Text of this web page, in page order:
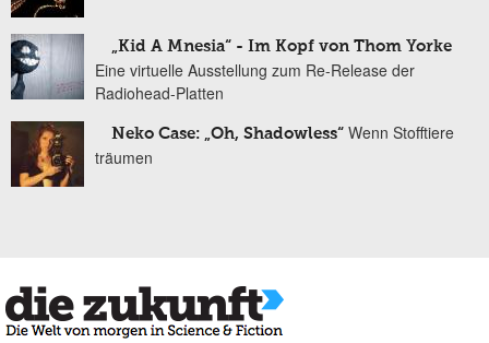
„Kid A Mnesia“ - Im Kopf von Thom Yorke
Eine virtuelle Ausstellung zum Re-Release der
Radiohead-Platten
Neko Case: „Oh, Shadowless“ Wenn Stofftiere
träumen